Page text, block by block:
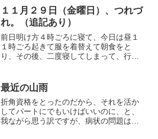
ら行くように変わっていま...
１１月２９日（金曜日）、つれづ
れ。（追記あり）
前日明け方４時ごろに寝て、今日は昼１
１時ごろ起きて服を着替えて朝食をと
り、その後、二度寝してしまって、行動
中まで起きて遊んだり原稿を書いたりし
ている。 ミステリー作品を...
最近の山雨
折角資格をとったのだから、それを活か
してパートにでもいけばいいのに、と、
我ながら思う訳ですが、病状の問題はや